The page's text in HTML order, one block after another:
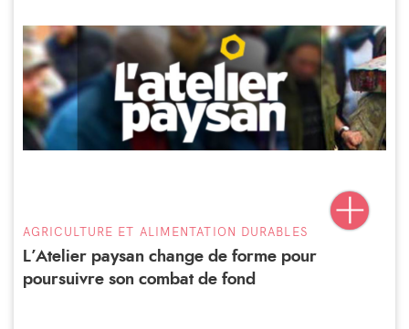
AGRICULTURE ET ALIMENTATION DURABLES
L’Atelier paysan change de forme pour
poursuivre son combat de fond